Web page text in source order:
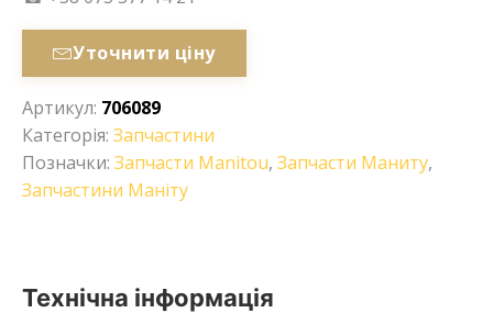
Уточнити ціну
Артикул: 706089
Категорія: Запчастини
Позначки: Запчасти Manitou, Запчасти Маниту,
Запчастини Маніту
Технічна інформація